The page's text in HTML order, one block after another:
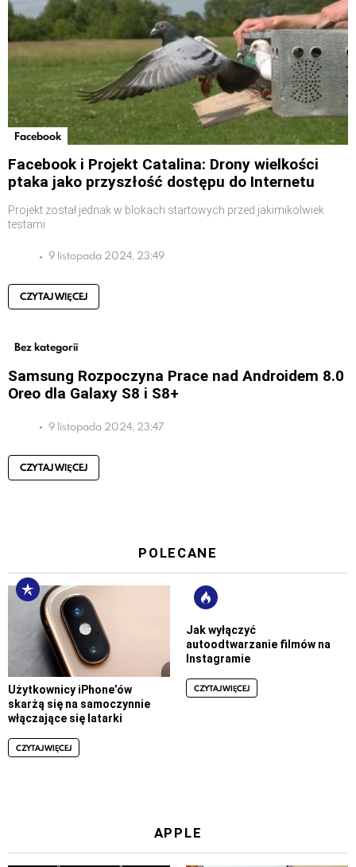
Facebook
Facebook i Projekt Catalina: Drony wielkości
ptaka jako przyszłość dostępu do Internetu
Projekt został jednak w blokach startowych przed jakimikolwiek
testami
9 listopada 2024, 23:49
CZYTAJ WIĘCEJ
Bez kategorii
Samsung Rozpoczyna Prace nad Androidem 8.0
Oreo dla Galaxy S8 i S8+
9 listopada 2024, 23:47
CZYTAJ WIĘCEJ
POLECANE
Użytkownicy iPhone’ów
skarżą się na samoczynnie
włączające się latarki
CZYTAJ WIĘCEJ
Jak wyłączyć
autoodtwarzanie filmów na
Instagramie
CZYTAJ WIĘCEJ
APPLE